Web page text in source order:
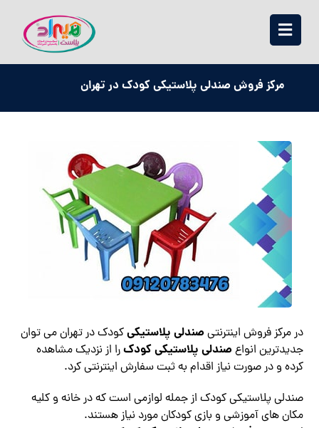
مرکز فروش صندلی پلاستیکی کودک در تهران
در مرکز فروش اینترنتی صندلی پلاستیکیکودک در تهران می توان
جدیدترین انواع صندلی پلاستیکی کودکرا از نزدیک مشاهده
کرده و در صورت نیاز اقدام به ثبت سفارش اینترنتی کرد.
صندلی پلاستیکی کودک از جمله لوازمی است که در خانه و کلیه
مکان های آموزشی و بازی کودکان مورد نیاز هستند.